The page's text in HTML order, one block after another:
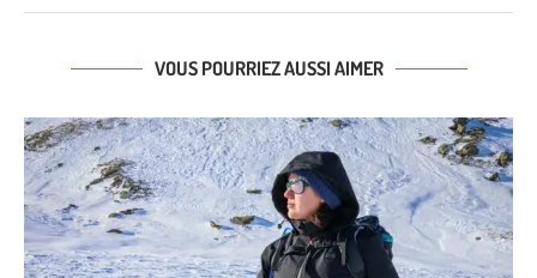
VOUS POURRIEZ AUSSI AIMER